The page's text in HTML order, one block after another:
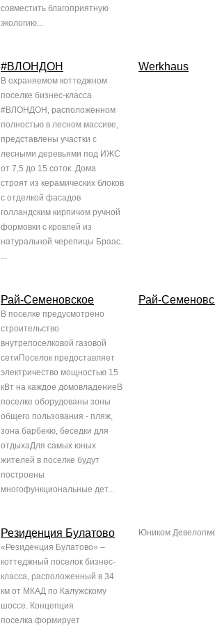
совместить благоприятную
экологию...
#ВЛОНДОН
В охраняемом коттеджном
поселке бизнес-класса
#ВЛОНДОН, расположенном
полностью в лесном массиве,
представлены участки с
лесными деревьями под ИЖС
от 7,5 до 15 соток. Дома
строят из керамических блоков
с отделкой фасадов
голландским кирпичом ручной
формовки с кровлей из
натуральной черепицы Браас.
...
Werkhaus
Рай-Семеновское
В поселке предусмотрено
строительство
внутрепоселковой газовой
сетиПоселок предоставляет
электричество мощностью 15
кВт на каждое домовладениеВ
поселке оборудованы зоны
общего пользования - пляж,
зона барбекю, беседки для
отдыхаДля самых юных
жителей в поселке будут
построены
многофункциональные дет...
Рай-
Резиденция Булатово
«Резиденция Булатово» –
коттеджный поселок бизнес-
класса, расположенный в 34
км от МКАД по Калужскому
шоссе. Концепция
поселка формирует
Юником